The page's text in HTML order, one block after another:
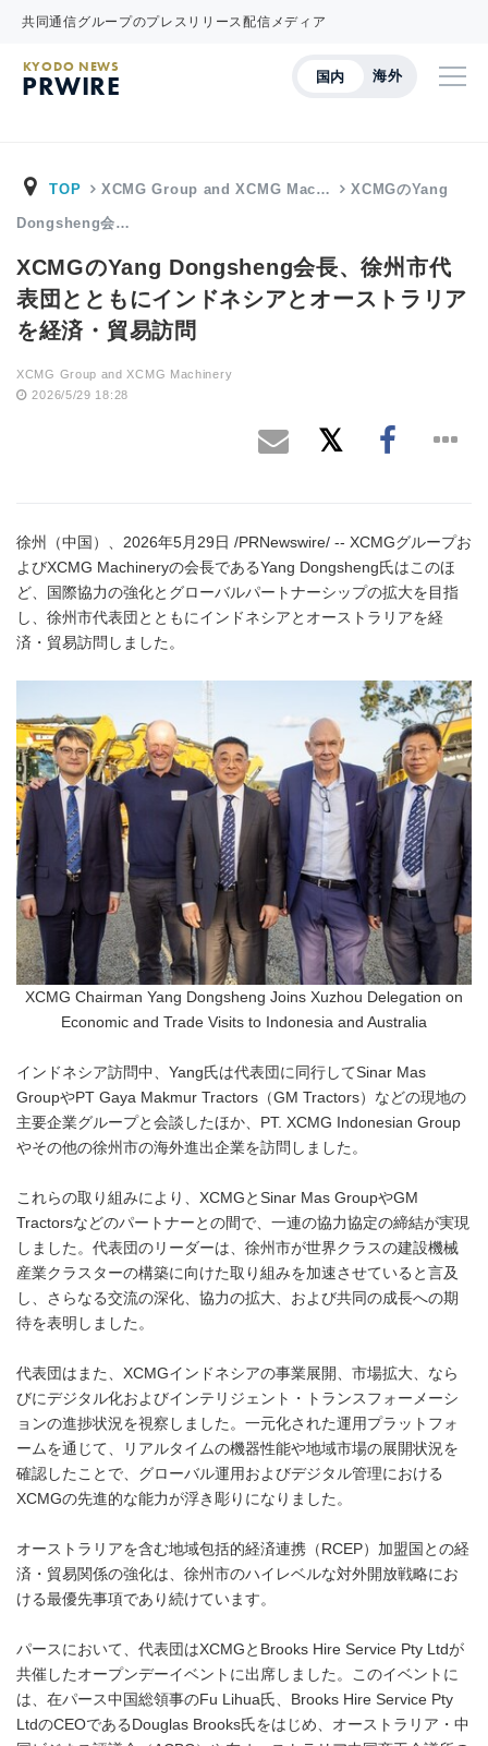
共同通信グループのプレスリリース配信メディア
国内 海外
KYODO NEWS
PRWIRE
TOP XCMG Group and XCMG Mac… XCMGのYang
Dongsheng会…
XCMGのYang Dongsheng会長、徐州市代
表団とともにインドネシアとオーストラリア
を経済・貿易訪問
XCMG Group and XCMG Machinery
2026/5/29 18:28
徐州（中国）、2026年5月29日 /PRNewswire/ -- XCMGグループお
よびXCMG Machineryの会長であるYang Dongsheng氏はこのほ
ど、国際協力の強化とグローバルパートナーシップの拡大を目指
し、徐州市代表団とともにインドネシアとオーストラリアを経
済・貿易訪問しました。
XCMG Chairman Yang Dongsheng Joins Xuzhou Delegation on
Economic and Trade Visits to Indonesia and Australia
インドネシア訪問中、Yang氏は代表団に同行してSinar Mas
GroupやPT Gaya Makmur Tractors（GM Tractors）などの現地の
主要企業グループと会談したほか、PT. XCMG Indonesian Group
やその他の徐州市の海外進出企業を訪問しました。
これらの取り組みにより、XCMGとSinar Mas GroupやGM
Tractorsなどのパートナーとの間で、一連の協力協定の締結が実現
しました。代表団のリーダーは、徐州市が世界クラスの建設機械
産業クラスターの構築に向けた取り組みを加速させていると言及
し、さらなる交流の深化、協力の拡大、および共同の成長への期
待を表明しました。
代表団はまた、XCMGインドネシアの事業展開、市場拡大、なら
びにデジタル化およびインテリジェント・トランスフォーメーシ
ョンの進捗状況を視察しました。一元化された運用プラットフォ
ームを通じて、リアルタイムの機器性能や地域市場の展開状況を
確認したことで、グローバル運用およびデジタル管理における
XCMGの先進的な能力が浮き彫りになりました。
オーストラリアを含む地域包括的経済連携（RCEP）加盟国との経
済・貿易関係の強化は、徐州市のハイレベルな対外開放戦略にお
ける最優先事項であり続けています。
パースにおいて、代表団はXCMGとBrooks Hire Service Pty Ltdが
共催したオープンデーイベントに出席しました。このイベントに
は、在パース中国総領事のFu Lihua氏、Brooks Hire Service Pty
LtdのCEOであるDouglas Brooks氏をはじめ、オーストラリア・中